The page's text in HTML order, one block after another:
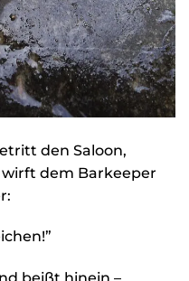
den Saloon,
dem Barkeeper